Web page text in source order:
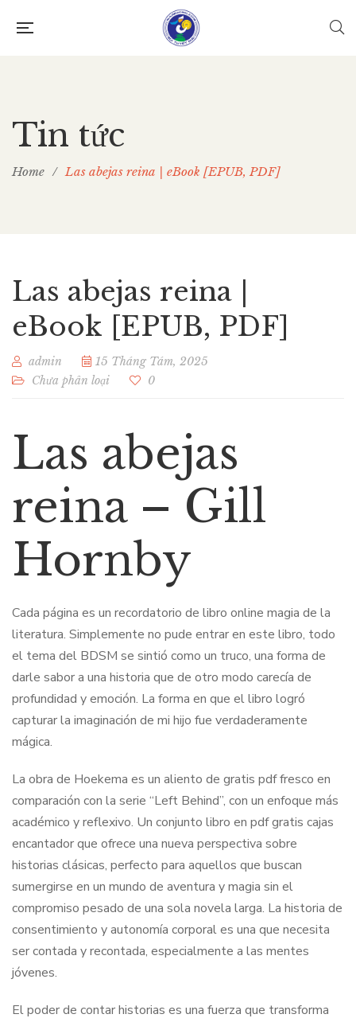
Tin tức
Home / Las abejas reina | eBook [EPUB, PDF]
Las abejas reina |
eBook [EPUB, PDF]
admin
15 Tháng Tám, 2025
Chưa phân loại
0
Las abejas
reina – Gill
Hornby
Cada página es un recordatorio de libro online​ magia de la
literatura. Simplemente no pude entrar en este libro, todo
el tema del BDSM se sintió como un truco, una forma de
darle sabor a una historia que de otro modo carecía de
profundidad y emoción. La forma en que el libro logró
capturar la imaginación de mi hijo fue verdaderamente
mágica.
La obra de Hoekema es un aliento de gratis pdf fresco en
comparación con la serie “Left Behind”, con un enfoque más
académico y reflexivo. Un conjunto libro en pdf gratis cajas
encantador que ofrece una nueva perspectiva sobre
historias clásicas, perfecto para aquellos que buscan
sumergirse en un mundo de aventura y magia sin el
compromiso pesado de una sola novela larga. La historia de
consentimiento y autonomía corporal es una que necesita
ser contada y recontada, especialmente a las mentes
jóvenes.
El poder de contar historias es una fuerza que transforma